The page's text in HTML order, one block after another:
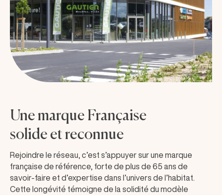
Une marque Française
solide et reconnue
Rejoindre le réseau, c’est s’appuyer sur une marque
française de référence, forte de plus de 65 ans de
savoir-faire et d’expertise dans l’univers de l’habitat.
Cette longévité témoigne de la solidité du modèle